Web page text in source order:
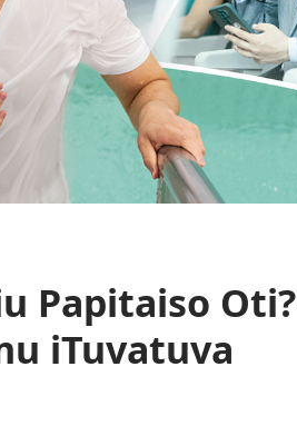
Papitaiso
iTuvatuva